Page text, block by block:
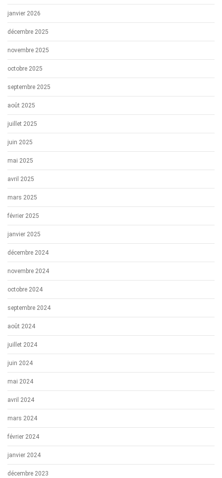
janvier 2026
décembre 2025
novembre 2025
octobre 2025
septembre 2025
août 2025
juillet 2025
juin 2025
mai 2025
avril 2025
mars 2025
février 2025
janvier 2025
décembre 2024
novembre 2024
octobre 2024
septembre 2024
août 2024
juillet 2024
juin 2024
mai 2024
avril 2024
mars 2024
février 2024
janvier 2024
décembre 2023